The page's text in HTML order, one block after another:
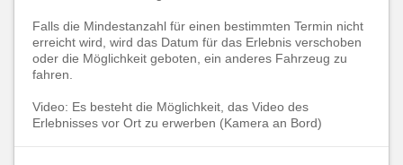
Falls die Mindestanzahl für einen bestimmten Termin nicht
erreicht wird, wird das Datum für das Erlebnis verschoben
oder die Möglichkeit geboten, ein anderes Fahrzeug zu
fahren.
Video: Es besteht die Möglichkeit, das Video des
Erlebnisses vor Ort zu erwerben (Kamera an Bord)